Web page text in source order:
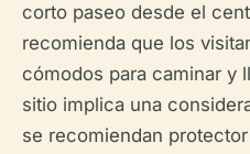
corto paseo desde el
recomienda que los
cómodos para caminar y
sitio implica una
se recomiendan